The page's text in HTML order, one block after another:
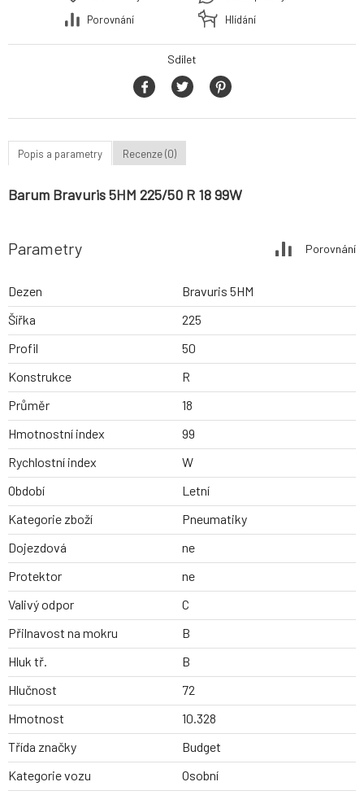
Porovnání
Hlídání
Sdílet
Popis a parametry Recenze (0)
Barum Bravuris 5HM 225/50 R 18 99W
Parametry Porovnání
Dezen
Bravuris 5HM
Šířka
225
Profil
50
Konstrukce
R
Průměr
18
Hmotnostní index
99
Rychlostní index
W
Období
Letní
Kategorie zboží
Pneumatiky
Dojezdová
ne
Protektor
ne
Valivý odpor
C
Přilnavost na mokru
B
Hluk tř.
B
Hlučnost
72
Hmotnost
10.328
Třída značky
Budget
Kategorie vozu
Osobní